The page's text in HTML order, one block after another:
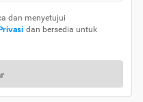
dan menyetujui
dan bersedia untuk